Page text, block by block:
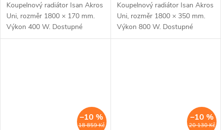
Koupelnový radiátor Isan Akros
Uni, rozměr 1800 × 170 mm.
Výkon 400 W. Dostupné
rozměry 1500x350 mm
Koupelnový radiátor Isan Akros
Uni, rozměr 1800 × 350 mm.
Výkon 800 W. Dostupné
rozměry 1500x350 mm
18 859 Kč
–10 %
20 130 Kč
–10 %